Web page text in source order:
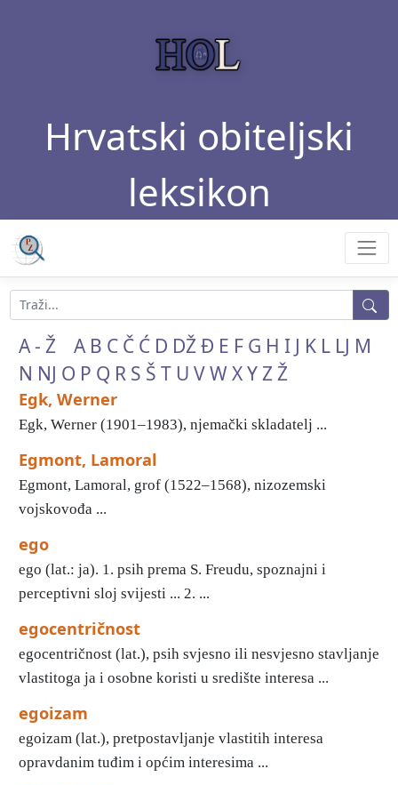
Hrvatski obiteljski
leksikon
A - Ž A B C Č Ć D DŽĐ E F G H I J K L LJ M
N NJ O P Q R S Š T U VW XYZŽ
Egk, Werner
Egk, Werner (1901–1983), njemački skladatelj ...
Egmont, Lamoral
Egmont, Lamoral, grof (1522–1568), nizozemski
vojskovođa ...
ego
ego (lat.: ja). 1. psih prema S. Freudu, spoznajni i
perceptivni sloj svijesti ... 2. ...
egocentričnost
egocentričnost (lat.), psih svjesno ili nesvjesno stavljanje
vlastitoga ja i osobne koristi u središte interesa ...
egoizam
egoizam (lat.), pretpostavljanje vlastitih interesa
opravdanim tuđim i općim interesima ...